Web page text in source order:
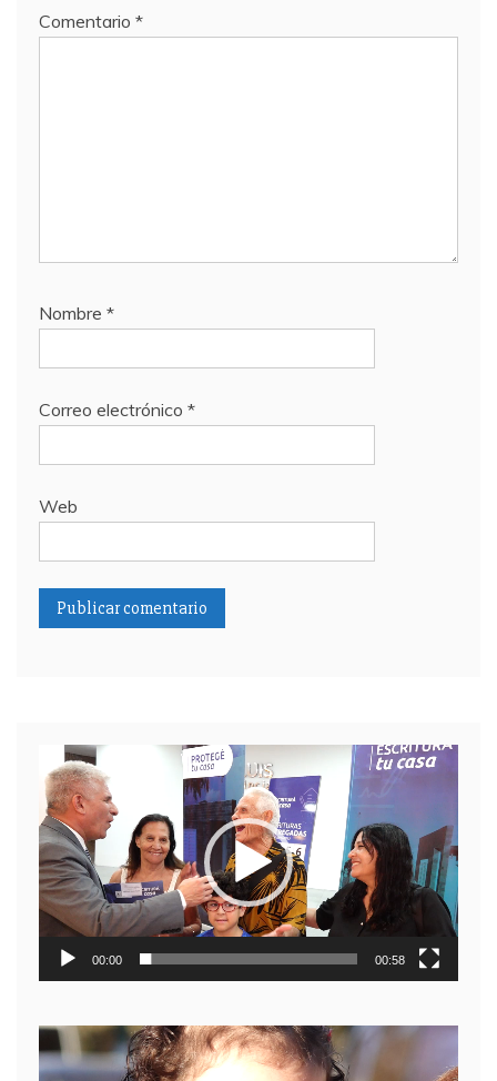
Comentario *
Nombre *
Correo electrónico *
Web
Reproductor
de
video
00:00 00:58
Reproductor
de